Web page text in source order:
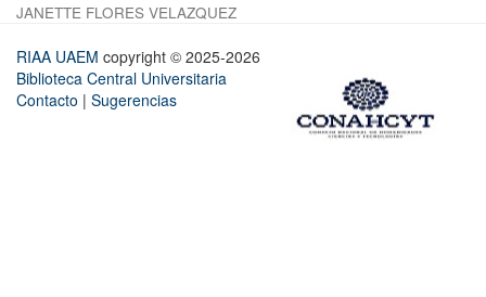
JANETTE FLORES VELAZQUEZ
RIAA UAEM copyright © 2025-2026
Biblioteca Central Universitaria
Contacto | Sugerencias